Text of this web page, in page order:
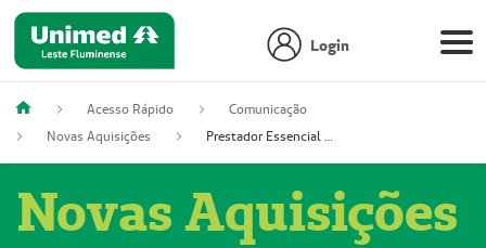
Login
Acesso Rápido
Comunicação
Novas Aquisições
Prestador Essencial Gestão em Saúde Ereli (51004354-7)
Novas Aquisições